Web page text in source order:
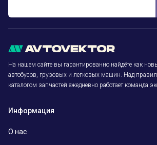
На нашем сайте вы гарантированно найдёте как
автобусов, грузовых и легковых машин. Над
каталогом запчастей ежедневно работает команда
Информация
О нас